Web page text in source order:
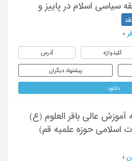
سیاسی اسلام در پاییز و
؛
کلیدواژه آدرس
پیشنهاد دیگران
دانلود
عالی باقر العلوم (ع)
اسلامی حوزه علمیه قم)
؛